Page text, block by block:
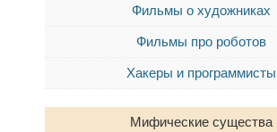
Фильмы о художниках
Фильмы про роботов
Хакеры и программисты
Мифические существа